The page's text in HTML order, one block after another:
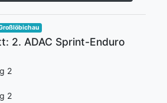
2. ADAC Sprint-Enduro
2
2